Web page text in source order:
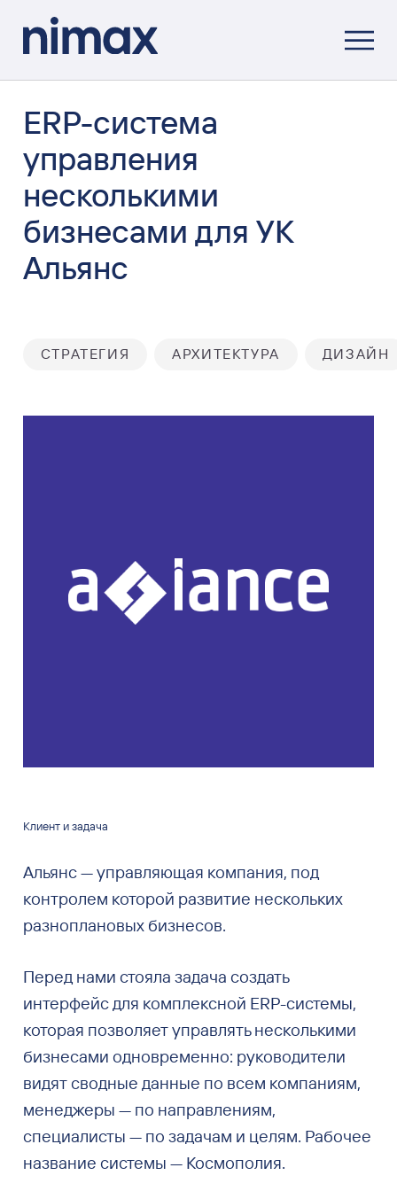
ERP-система
управления
несколькими
бизнесами для УК
Альянс
СТРАТЕГИЯ АРХИТЕКТУРА ДИЗАЙН
Клиент и задача
Альянс — управляющая компания, под
контролем которой развитие нескольких
разноплановых бизнесов.
Перед нами стояла задача создать
интерфейс для комплексной ERP-системы,
которая позволяет управлять несколькими
бизнесами одновременно: руководители
видят сводные данные по всем компаниям,
менеджеры — по направлениям,
специалисты — по задачам и целям. Рабочее
название системы — Космополия.